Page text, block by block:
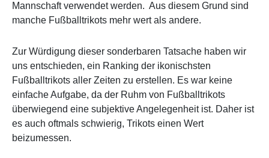
Mannschaft verwendet werden. Aus diesem Grund sind
manche Fußballtrikots mehr wert als andere.
Zur Würdigung dieser sonderbaren Tatsache haben wir
uns entschieden, ein Ranking der ikonischsten
Fußballtrikots aller Zeiten zu erstellen. Es war keine
einfache Aufgabe, da der Ruhm von Fußballtrikots
überwiegend eine subjektive Angelegenheit ist. Daher ist
es auch oftmals schwierig, Trikots einen Wert
beizumessen.